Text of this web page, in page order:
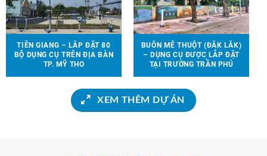
TIỀN GIANG – LẮP ĐẶT 80
BỘ DỤNG CỤ TRÊN ĐỊA BÀN
TP. MỸ THO
BUÔN MÊ THUỘT (ĐẮK LẮK)
– DỤNG CỤ ĐƯỢC LẮP ĐẶT
TẠI TRƯỜNG TRẦN PHÚ
XEM THÊM DỰ ÁN